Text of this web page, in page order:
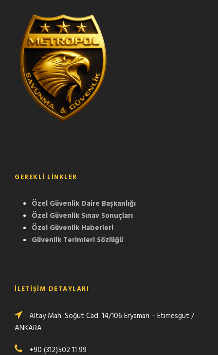
GEREKLI LINKLER
Özel Güvenlik Daire Başkanlığı
Özel Güvenlik Sınav Sonuçları
Özel Güvenlik Haberleri
Güvenlik Terimleri Sözlüğü
İLETİŞİM DETAYLARI
Altay Mah. Söğüt Cad. 14/106 Eryaman – Etimesgut /
ANKARA
+90 (312)502 11 99